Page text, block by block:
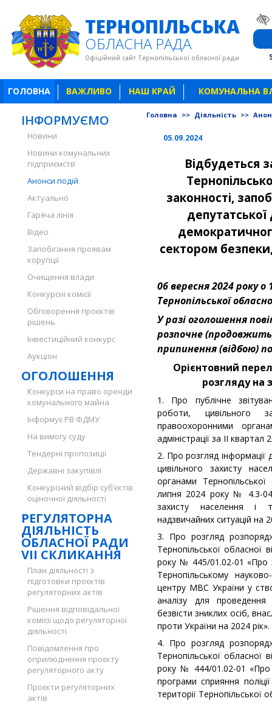
ТЕРНОПІЛЬСЬКА
ОБЛАСНА РАДА
Офіційний сайт Тернопільської обласної ради
ГОЛОВНА ВАЖЛИВО НАШ КРАЙ КОМУНАЛЬНА
ІНФОРМУЄМО
Новини
Новини комунальних
підприємств
Анонси подій
Актуально
Гаряча лінія
Відео
Запобігання проявам
корупції
Очищення влади
Конкурсні комісії
Обговорення проєктів
рішень
Інвестиційний конкурс
Аукціон
ОГОЛОШЕННЯ
Конкурси на право оренди
комунального майна
Інформує РВ ФДМУ
На вимогу суду
Тендерні пропозиції
Державні закупівлі
Конкурсний відбір суб’єктів
оціночної діяльності
РЕГУЛЯТОРНА
ДІЯЛЬНІСТЬ
ОБЛАСНОЇ РАДИ
VII СКЛИКАННЯ
План діяльності з
підготовки проєктів
регуляторних актів
Рішення відповідальної
комісії щодо регуляторної
діяльності
Повідомлення про
оприлюднення проєкту
регуляторного акту
Проєкти регуляторних
актів
Головна >> Діяльність >>
05.09.2024
Відбудеться
законності,
депутатської
сектором
06 вересня 2024 року
Тернопільської
У разі оголошення
розпочне
припинення (відбою)
Орієнтовний
розгляду на
1. Про публічне
роботи, цивільного
правоохоронними
адміністрації за ІІ квартал
2. Про розгляд
цивільного захисту
органами Тернопільської
липня 2024 року № 4.3-
захисту населення і
надзвичайних ситуацій на
3. Про розгляд
Тернопільської обласної
року № 445/01.02-01 «Про
Тернопільському
центру МВС України у
аналізу для проведення
безвісти зниклих осіб,
проти України на 2024 рік».
4. Про розгляд
Тернопільської обласної
року № 444/01.02-01 «Про
програми сприяння
території Тернопільської